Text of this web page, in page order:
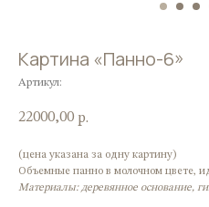
Картина «Панно-6»
Артикул:
22000,00 р.
(цена указана за одну картину)
Объемные панно в молочном цвете,
Материалы: деревянное основание,